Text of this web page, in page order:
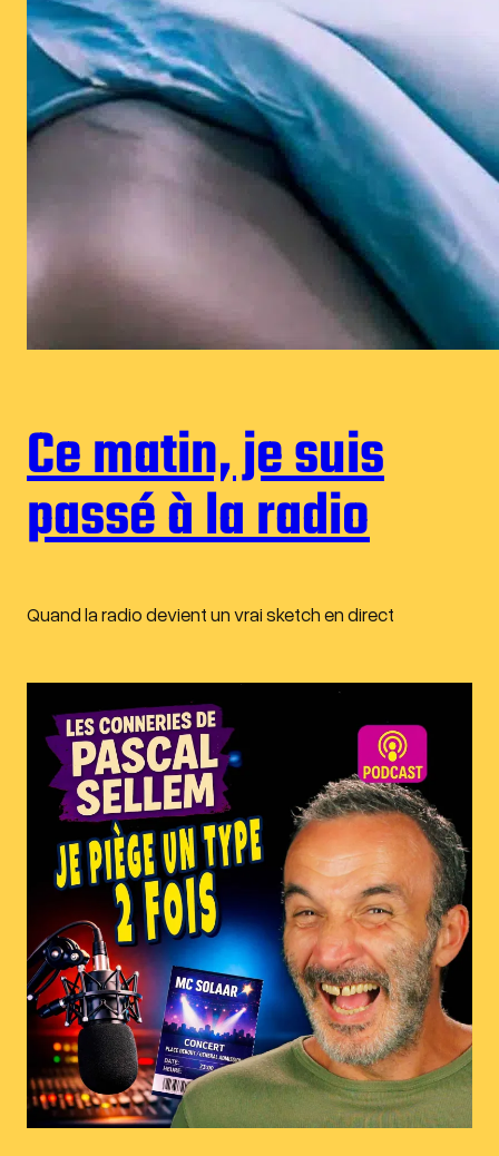
Ce matin, je suis
passé à la radio
Quand la radio devient un vrai sketch en direct